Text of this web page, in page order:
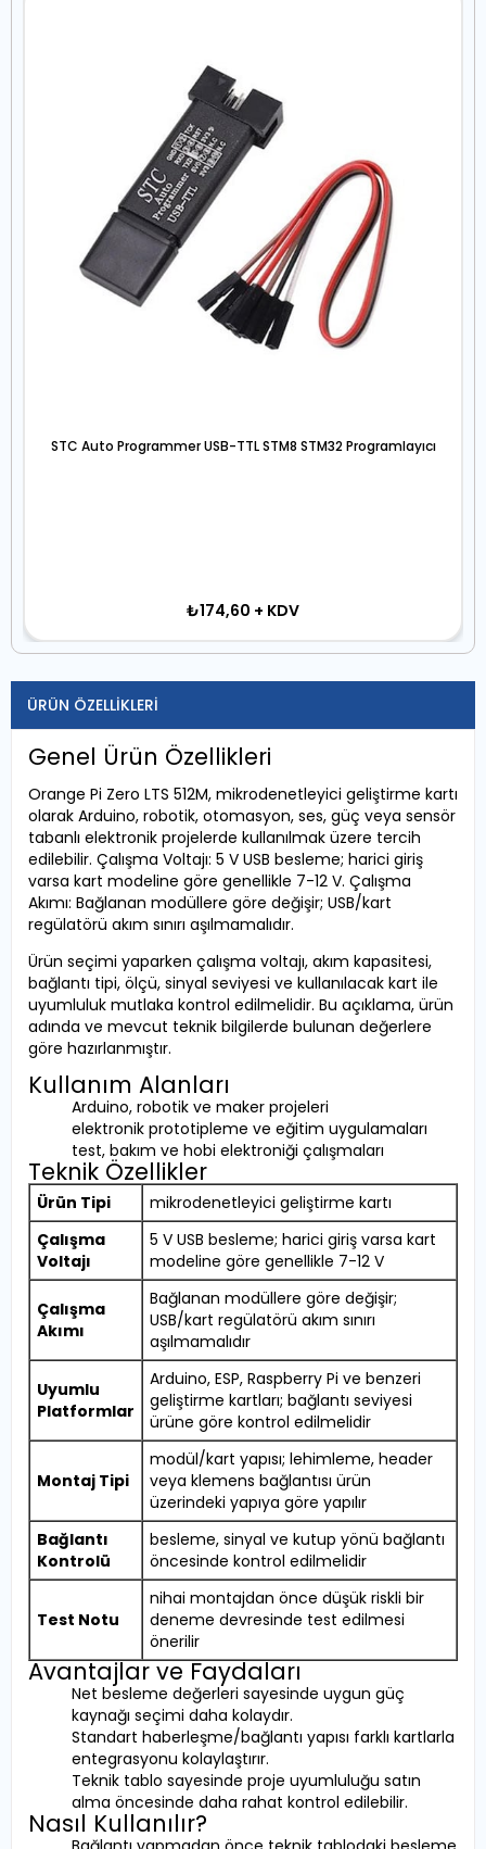
STC Auto Programmer USB-TTL STM8 STM32 Programlayıcı
₺174,60 + KDV
ÜRÜN ÖZELLIKLERI
Genel Ürün Özellikleri
Orange Pi Zero LTS 512M, mikrodenetleyici geliştirme kartı
olarak Arduino, robotik, otomasyon, ses, güç veya sensör
tabanlı elektronik projelerde kullanılmak üzere tercih
edilebilir. Çalışma Voltajı: 5 V USB besleme; harici giriş
varsa kart modeline göre genellikle 7-12 V. Çalışma
Akımı: Bağlanan modüllere göre değişir; USB/kart
regülatörü akım sınırı aşılmamalıdır.
Ürün seçimi yaparken çalışma voltajı, akım kapasitesi,
bağlantı tipi, ölçü, sinyal seviyesi ve kullanılacak kart ile
uyumluluk mutlaka kontrol edilmelidir. Bu açıklama, ürün
adında ve mevcut teknik bilgilerde bulunan değerlere
göre hazırlanmıştır.
Kullanım Alanları
Arduino, robotik ve maker projeleri
elektronik prototipleme ve eğitim uygulamaları
test, bakım ve hobi elektroniği çalışmaları
Teknik Özellikler
Ürün Tipi
mikrodenetleyici geliştirme kartı
Çalışma
Voltajı
5 V USB besleme; harici giriş varsa kart
modeline göre genellikle 7-12 V
Çalışma
Akımı
Bağlanan modüllere göre değişir;
USB/kart regülatörü akım sınırı
aşılmamalıdır
Uyumlu
Platformlar
Arduino, ESP, Raspberry Pi ve benzeri
geliştirme kartları; bağlantı seviyesi
ürüne göre kontrol edilmelidir
Montaj Tipi
modül/kart yapısı; lehimleme, header
veya klemens bağlantısı ürün
üzerindeki yapıya göre yapılır
Bağlantı
Kontrolü
besleme, sinyal ve kutup yönü bağlantı
öncesinde kontrol edilmelidir
Test Notu
nihai montajdan önce düşük riskli bir
deneme devresinde test edilmesi
önerilir
Avantajlar ve Faydaları
Net besleme değerleri sayesinde uygun güç
kaynağı seçimi daha kolaydır.
Standart haberleşme/bağlantı yapısı farklı kartlarla
entegrasyonu kolaylaştırır.
Teknik tablo sayesinde proje uyumluluğu satın
alma öncesinde daha rahat kontrol edilebilir.
Nasıl Kullanılır?